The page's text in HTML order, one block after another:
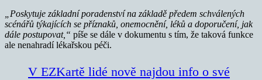
„Poskytuje základní poradenství na základě předem schválených
scénářů týkajících se příznaků, onemocnění, léků a doporučení, jak
dále postupovat,“ píše se dále v dokumentu s tím, že taková funkce
ale nenahradí lékařskou péči.
V EZKartě lidé nově najdou info o své